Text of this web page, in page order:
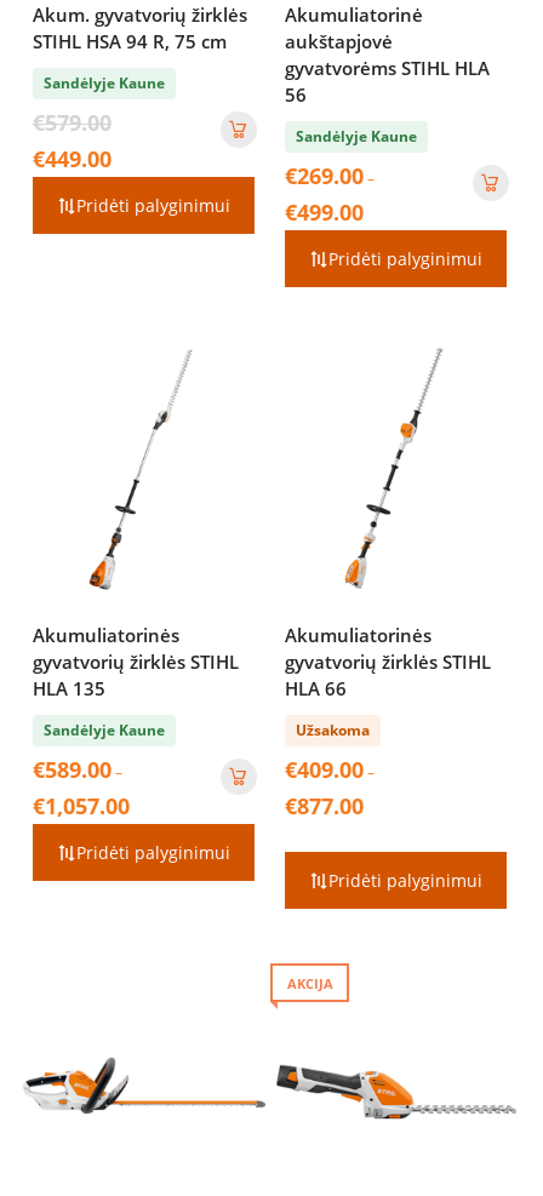
Akum. gyvatvorių žirklės
STIHL HSA 94 R, 75 cm
Sandėlyje Kaune
€579.00
€449.00Current
price
is:
Pridėti palyginimui
Akumuliatorinė
aukštapjovė
gyvatvorėms STIHL HLA
56
Sandėlyje Kaune
€269.00–
€499.00Price
range:
€269.00
Pridėti palyginimui
Akumuliatorinės
gyvatvorių žirklės STIHL
HLA 135
Sandėlyje Kaune
€589.00–
€1,057.00Price
range:
€589.00
Pridėti palyginimui
Akumuliatorinės
gyvatvorių žirklės STIHL
HLA 66
Užsakoma
€409.00–
€877.00Price
through
€877.00
Pridėti palyginimui
AKCIJA